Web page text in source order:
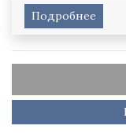
Подробнее